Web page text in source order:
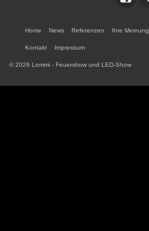
Home News Referenzen Ihre Meinung
Kontakt Impressum
© 2026 Lemmi - Feuershow und LED-Show